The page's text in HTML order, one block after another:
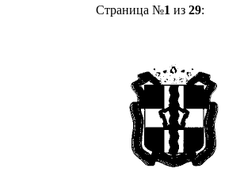
Страница №1 из 29: